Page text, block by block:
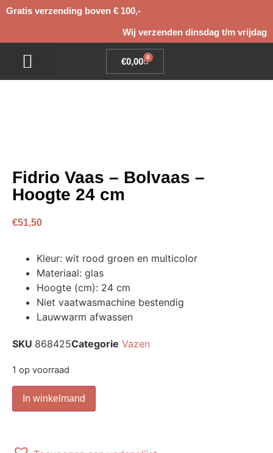
Gratis verzending boven € 100,-
Wij verzenden dinsdag t/m vrijdag
€0,00 0
Fidrio Vaas – Bolvaas –
Hoogte 24 cm
€51,50
Kleur: wit rood groen en multicolor
Materiaal: glas
Hoogte (cm): 24 cm
Niet vaatwasmachine bestendig
Lauwwarm afwassen
SKU 868425Categorie Vazen
1 op voorraad
In winkelmand